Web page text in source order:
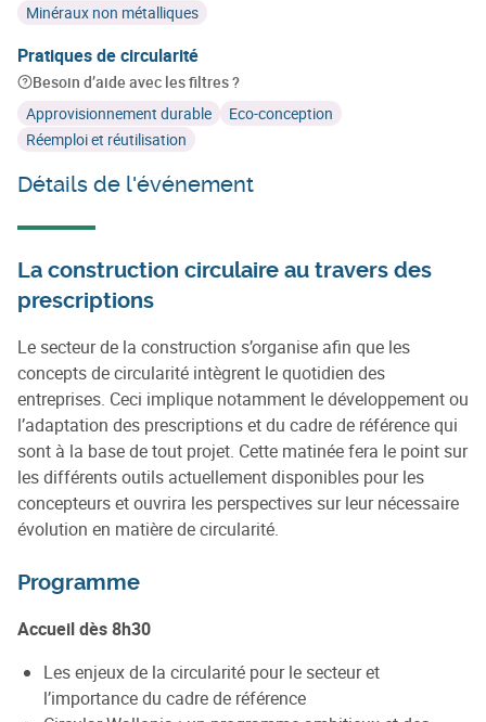
Minéraux non métalliques
Pratiques de circularité
Besoin d’aide avec les filtres ?
Approvisionnement durable
Eco-conception
Réemploi et réutilisation
Détails de l'événement
La construction circulaire au travers des
prescriptions
Le secteur de la construction s’organise afin que les
concepts de circularité intègrent le quotidien des
entreprises. Ceci implique notamment le développement ou
l’adaptation des prescriptions et du cadre de référence qui
sont à la base de tout projet. Cette matinée fera le point sur
les différents outils actuellement disponibles pour les
concepteurs et ouvrira les perspectives sur leur nécessaire
évolution en matière de circularité.
Programme
Accueil dès 8h30
Les enjeux de la circularité pour le secteur et
l’importance du cadre de référence